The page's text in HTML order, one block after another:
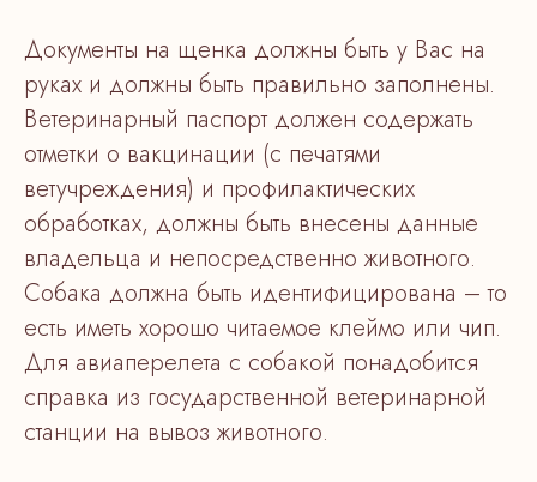
Документы на щенка должны быть у Вас на
руках и должны быть правильно заполнены.
Ветеринарный паспорт должен содержать
отметки о вакцинации (с печатями
ветучреждения) и профилактических
обработках, должны быть внесены данные
владельца и непосредственно животного.
Собака должна быть идентифицирована – то
есть иметь хорошо читаемое клеймо или чип.
Для авиаперелета с собакой понадобится
справка из государственной ветеринарной
станции на вывоз животного.